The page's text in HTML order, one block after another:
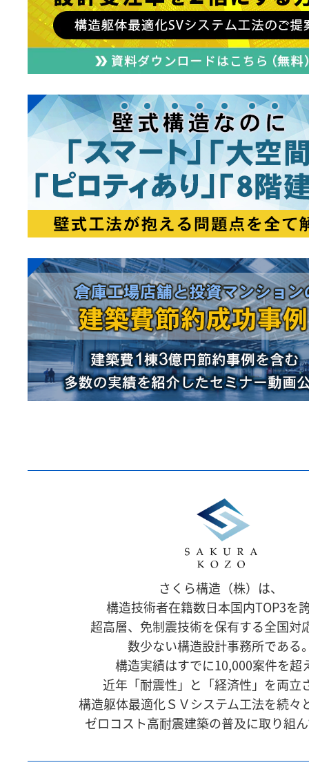
さくら構造（株）は、
構造技術者在籍数日本国内TOP3を
超高層、免制震技術を保有する全国対
数少ない構造設計事務所である
構造実績はすでに10,000案件を超
近年「耐震性」と「経済性」を両立
構造躯体最適化ＳＶシステム工法を続々
ゼロコスト高耐震建築の普及に取り組